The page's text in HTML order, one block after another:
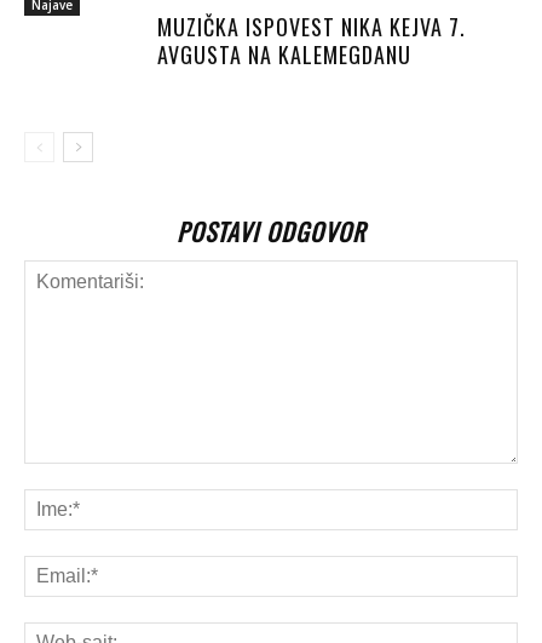
Najave
MUZIČKA ISPOVEST NIKA KEJVA 7.
AVGUSTA NA KALEMEGDANU
POSTAVI ODGOVOR